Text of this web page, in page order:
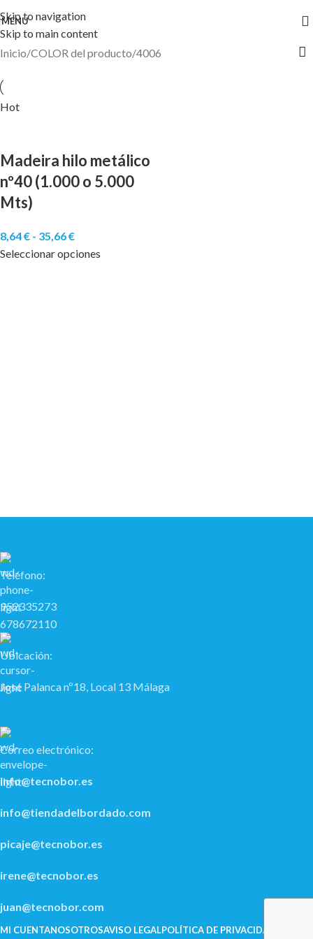
Skip to navigation
Skip to main content
MENU
Inicio COLOR del producto 4006
Hot
Madeira hilo metálico
nº40 (1.000 o 5.000
Mts)
8,64€ - 35,66€
Seleccionar opciones
Teléfono:
952335273
678672110
Ubicación:
José Palanca nº18, Local 13 Málaga
Correo electrónico:
info@tecnobor.es
info@tiendadelbordado.com
picaje@tecnobor.es
irene@tecnobor.es
juan@tecnobor.com
MI CUENTANOSOTROSAVISO LEGALPOLÍ­TICA DE PRIVACIDAD